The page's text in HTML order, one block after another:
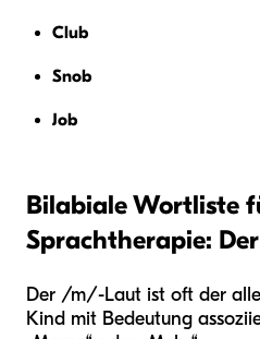
Club
Snob
Job
Bilabiale Wortliste
Sprachtherapie:
Der /m/-Laut ist oft der
Kind mit Bedeutung